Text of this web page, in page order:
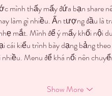
mình thấy mấy đứa bạn share
làm gì nhiều. Ấn tượng đầu là
mắt. Mình để ý mấy khối nội
cái kiểu trình bày dạng bảng
Menu để khá nổi nên
Show More